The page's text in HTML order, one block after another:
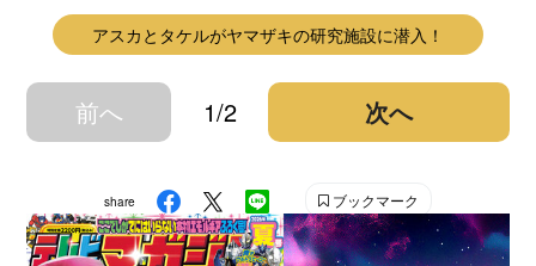
アスカとタケルがヤマザキの研究施設に潜入！
前へ 1/2 次へ
share ブックマーク